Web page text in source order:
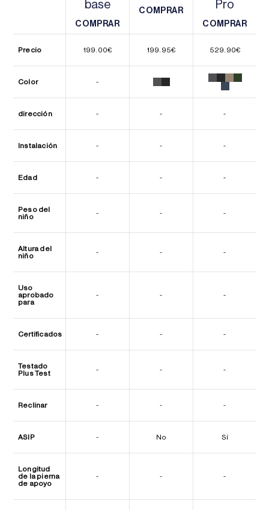
base
COMPRAR
COMPRAR
COMPRAR
Pro
COMPRAR
COMPRAR
Precio 199.00€ 199.95€ 529.90€
Color -
dirección - - -
Instalación - - -
Edad - - -
Peso del
niño
- - -
Altura del
niño
- - -
Uso
aprobado
para
- - -
Certificados - - -
Testado
Plus Test
- - -
Reclinar - - -
ASIP - No Sí
Longitud
de la pierna
de apoyo
- - -